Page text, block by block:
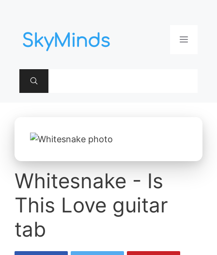
contenu
Menu
Whitesnake - Is
This Love guitar
tab